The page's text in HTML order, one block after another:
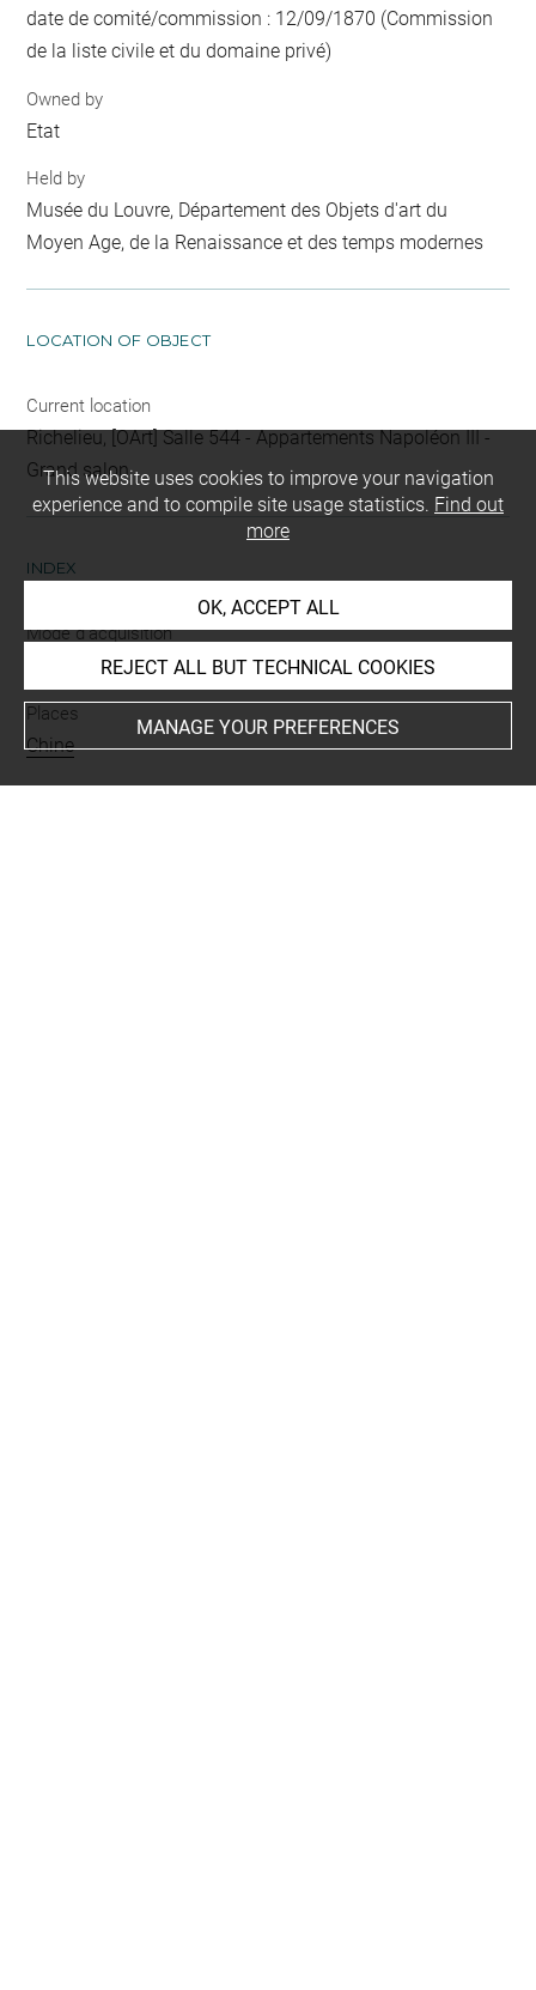
date de comité/commission : 12/09/1870 (Commission
de la liste civile et du domaine privé)
Owned by
Etat
Held by
Musée du Louvre, Département des Objets d'art du
Moyen Age, de la Renaissance et des temps modernes
LOCATION OF OBJECT
Current location
Richelieu, [OArt] Salle 544 - Appartements Napoléon III -
Grand salon
INDEX
Mode d'acquisition
versement
Places
Chine
Type
This website uses cookies to improve your navigation
experience and to compile site usage statistics. Find out
more
OK, ACCEPT ALL
REJECT ALL BUT TECHNICAL COOKIES
MANAGE YOUR PREFERENCES